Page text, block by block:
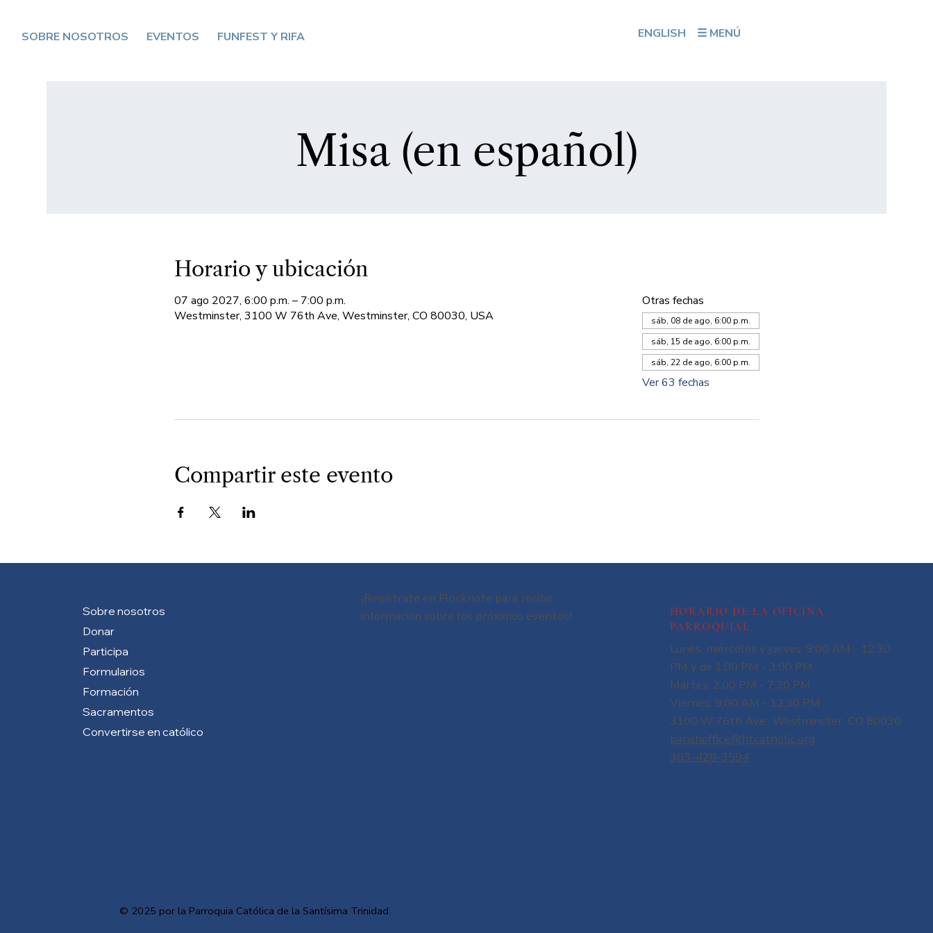
ENGLISH ☰ MENÚ
SOBRE NOSOTROS EVENTOS FUNFEST Y RIFA
Misa (en español)
Horario y ubicación
07 ago 2027, 6:00 p.m. – 7:00 p.m.
Westminster, 3100 W 76th Ave, Westminster, CO 80030, USA
Otras fechas
sáb, 08 de ago, 6:00 p.m.
sáb, 15 de ago, 6:00 p.m.
sáb, 22 de ago, 6:00 p.m.
Ver 63 fechas
Compartir este evento
Sobre nosotros
Donar
Participa
Formularios
Formación
Sacramentos
Convertirse en católico
© 2025 por la Parroquia Católica de la Santísima Trinidad.
¡Regístrate en Flocknote para recibir
información sobre los próximos eventos!
HORARIO DE LA OFICINA
PARROQUIAL
Lunes, miércoles y jueves: 9:00 AM - 12:30
PM y de 1:00 PM - 3:00 PM.
Martes: 2:00 PM - 7:30 PM
Viernes: 9:00 AM - 12:30 PM
3100 W 76th Ave., Westminster, CO 80030
parishoffice@htcatholic.org
303-428-3594